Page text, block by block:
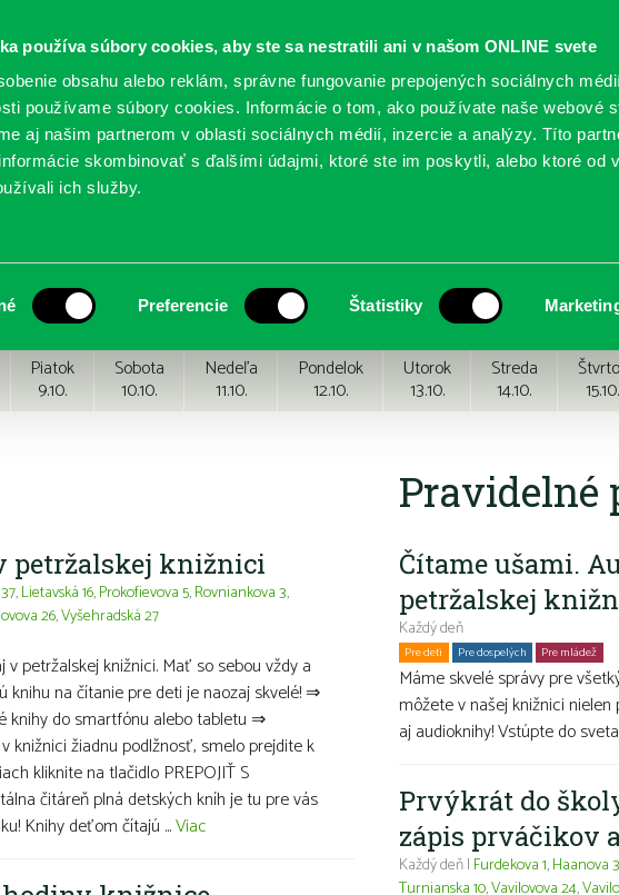
používa súbory cookies, aby ste sa nestratili ani v našom ONLINE svete
obsahu alebo reklám, správne fungovanie prepojených sociálnych
používame súbory cookies. Informácie o tom, ako používate naše webové
aj našim partnerom v oblasti sociálnych médií, inzercie a analýzy. Títo
skombinovať s ďalšími údajmi, ktoré ste im poskytli, alebo ktoré od
ich služby.
Preferencie Štatistiky
KATALÓGY SLUŽBY PODUJATIA POBOČKY O
Piatok
9.10.
Sobota
10.10.
Nedeľa
11.10.
Pondelok
12.10.
Utorok
13.10.
Streda
14.10. 15.10.
petržalskej knižnici
,Lietavská 16,Prokofievova 5,Rovniankova 3,
26,Vyšehradská 27
petržalskej knižnici. Mať so sebou vždy a
knihu na čítanie pre deti je naozaj skvelé! ⇒
knihy do smartfónu alebo tabletu ⇒
žiadnu podlžnosť, smelo prejdite k
kliknite na tlačidlo PREPOJIŤ S
čitáreň plná detských kníh je tu pre vás
Knihy deťom čítajú ...Viac
Pravidelné
Čítame ušami.
petržalskej
Každý deň
Pre deti Pre dospelých Pre mládež
Máme skvelé správy pre
môžete v našej knižnici
aj audioknihy! Vstúpte do
Prvýkrát do
zápis prváčikov
Každý deň | Furdekova 1,Haanova
Turnianska 10,Vavilovova 24,